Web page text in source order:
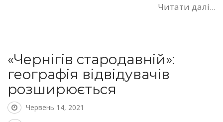
Читати далі...
«Чернігів стародавній»:
географія відвідувачів
розширюється
Червень 14, 2021